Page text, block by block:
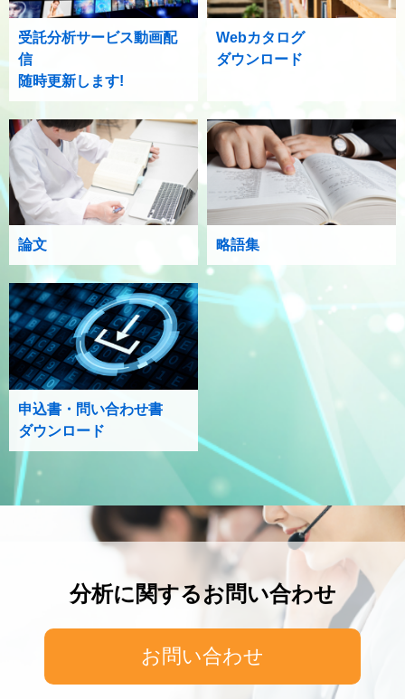
受託分析サービス動画配
信
随時更新します!
Webカタログ
ダウンロード
論文 略語集
申込書・問い合わせ書
ダウンロード
分析に関するお問い合わせ
お問い合わせ